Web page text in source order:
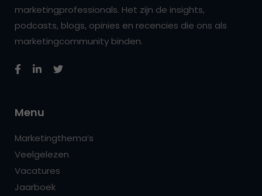
marketingprofessionals. Het zijn de insights,
podcasts, blogs, opinies en recencies die ons als
marketingcommunity binden.
Menu
Marketingthema’s
Veelgelezen
Vacatures
Jaarboek